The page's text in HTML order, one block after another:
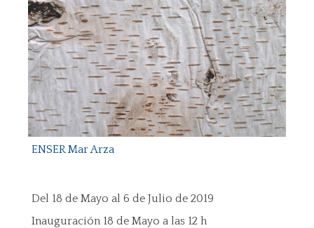
ENSER Mar Arza
Del 18 de Mayo al 6 de Julio de 2019
Inauguración 18 de Mayo a las 12 h